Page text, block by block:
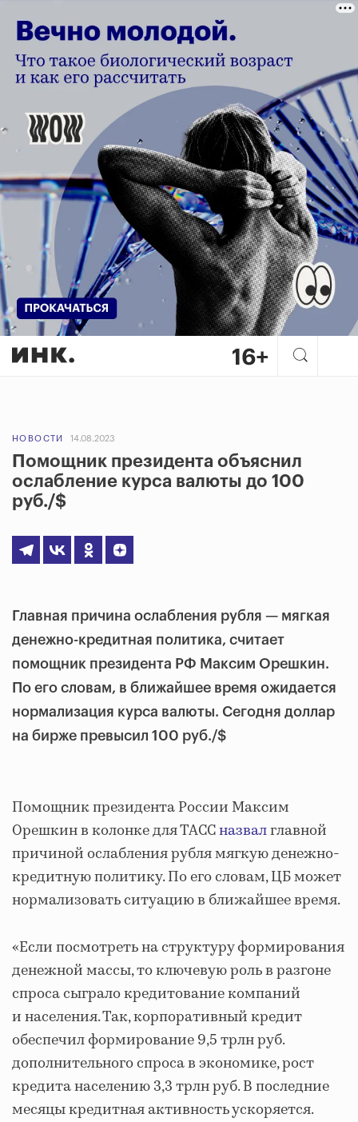
НОВОСТИ 14.08.2023
Помощник президента объяснил
ослабление курса валюты до 100
руб./$
Главная причина ослабления рубля — мягкая
денежно-кредитная политика, считает
помощник президента РФ Максим Орешкин.
По его словам, в ближайшее время ожидается
нормализация курса валюты. Сегодня доллар
на бирже превысил 100 руб./$
Помощник президента России Максим
Орешкин в колонке для ТАССназвалглавной
причиной ослабления рубля мягкую денежно-
кредитную политику. По его словам, ЦБ может
нормализовать ситуацию в ближайшее время.
«Если посмотреть на структуру формирования
денежной массы, то ключевую роль в разгоне
спроса сыграло кредитование компаний
и населения. Так, корпоративный кредит
обеспечил формирование 9,5 трлн руб.
дополнительного спроса в экономике, рост
кредита населению 3,3 трлн руб. В последние
месяцы кредитная активность ускоряется.